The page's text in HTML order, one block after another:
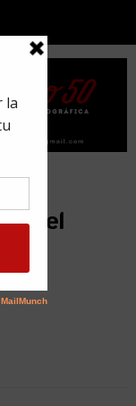
el